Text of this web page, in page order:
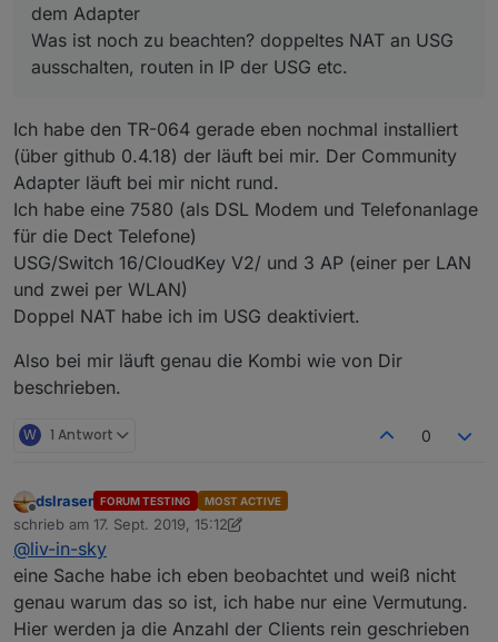
dem Adapter
Was ist noch zu beachten? doppeltes NAT an USG
ausschalten, routen in IP der USG etc.
Ich habe den TR-064 gerade eben nochmal installiert
(über github 0.4.18) der läuft bei mir. Der Community
Adapter läuft bei mir nicht rund.
Ich habe eine 7580 (als DSL Modem und Telefonanlage
für die Dect Telefone)
USG/Switch 16/CloudKey V2/ und 3 AP (einer per LAN
und zwei per WLAN)
Doppel NAT habe ich im USG deaktiviert.
Also bei mir läuft genau die Kombi wie von Dir
beschrieben.
W 1 Antwort 0
Offline
dslraser FORUM TESTING MOST ACTIVE
schrieb am 17. Sept. 2019, 15:12
zuletzt editiert von dslraser
@liv-in-sky
eine Sache habe ich eben beobachtet und weiß nicht
genau warum das so ist, ich habe nur eine Vermutung.
Hier werden ja die Anzahl der Clients rein geschrieben